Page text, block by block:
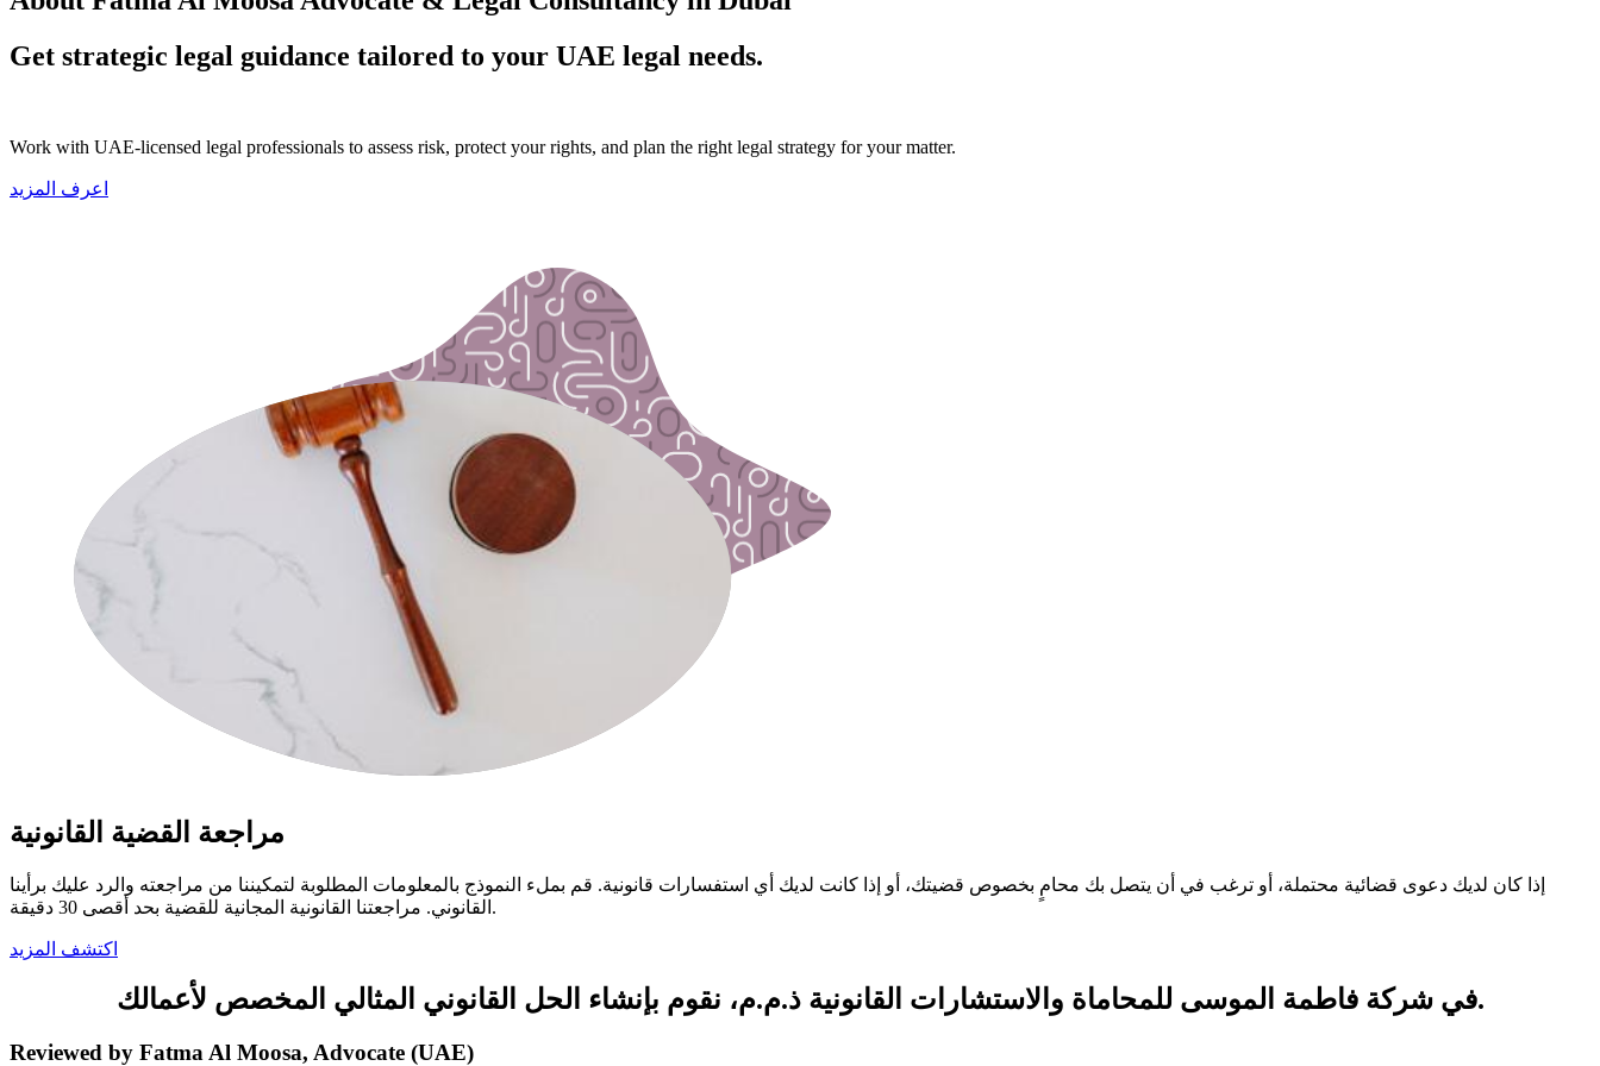
Get strategic legal guidance tailored to your UAE legal needs.
Work with UAE-licensed legal professionals to assess risk, protect your rights, and plan the right legal strategy for your matter.
اعرف المزيد
مراجعة القضية القانونية
إذا كان لديك دعوى قضائية محتملة، أو ترغب في أن يتصل بك محامٍ بخصوص قضيتك، أو إذا كانت لديك أي استفسارات قانونية. قم بملء النموذج بالمعلومات المطلوبة لتمكيننا من مراجعته والرد عليك برأينا
القانوني. مراجعتنا القانونية المجانية للقضية بحد أقصى 30 دقيقة.
اكتشف المزيد
في شركة فاطمة الموسى للمحاماة والاستشارات القانونية ذ.م.م، نقوم بإنشاء الحل القانوني المثالي المخصص لأعمالك.
Reviewed by Fatma Al Moosa, Advocate (UAE)